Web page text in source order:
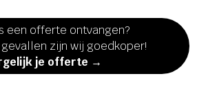
een offerte ontvangen?
gevallen zijn wij goedkoper!
je offerte →